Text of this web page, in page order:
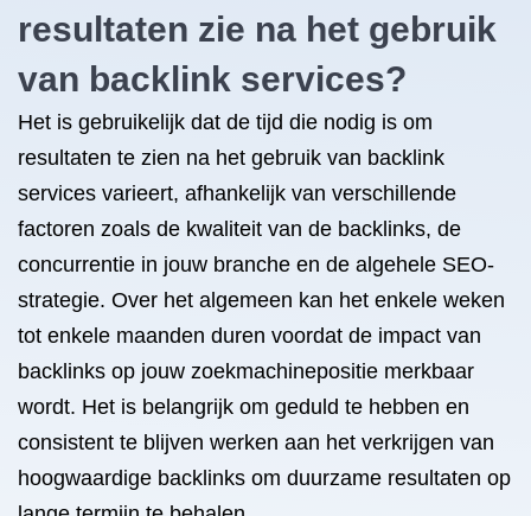
resultaten zie na het gebruik
van backlink services?
Het is gebruikelijk dat de tijd die nodig is om
resultaten te zien na het gebruik van backlink
services varieert, afhankelijk van verschillende
factoren zoals de kwaliteit van de backlinks, de
concurrentie in jouw branche en de algehele SEO-
strategie. Over het algemeen kan het enkele weken
tot enkele maanden duren voordat de impact van
backlinks op jouw zoekmachinepositie merkbaar
wordt. Het is belangrijk om geduld te hebben en
consistent te blijven werken aan het verkrijgen van
hoogwaardige backlinks om duurzame resultaten op